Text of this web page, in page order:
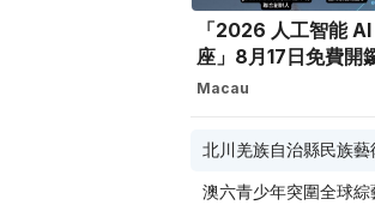
「2026 人工智能
座」8月17日免費開
Macau
北川羌族自治縣民族
澳六青少年突圍全球綜